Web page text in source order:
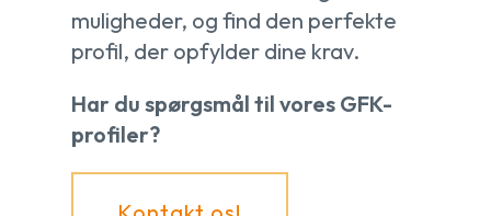
muligheder, og find den perfekte
profil, der opfylder dine krav.
Har du spørgsmål til vores GFK-
profiler?